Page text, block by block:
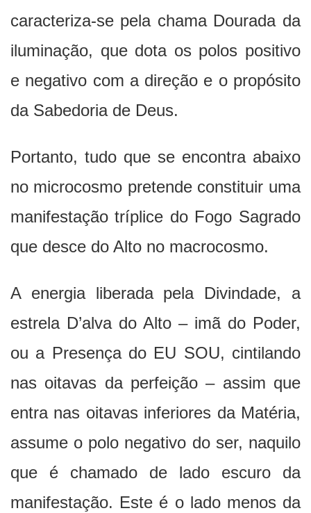
caracteriza-se pela chama Dourada da
iluminação, que dota os polos positivo
e negativo com a direção e o propósito
da Sabedoria de Deus.
Portanto, tudo que se encontra abaixo
no microcosmo pretende constituir uma
manifestação tríplice do Fogo Sagrado
que desce do Alto no macrocosmo.
A energia liberada pela Divindade, a
estrela D’alva do Alto – imã do Poder,
ou a Presença do EU SOU, cintilando
nas oitavas da perfeição – assim que
entra nas oitavas inferiores da Matéria,
assume o polo negativo do ser, naquilo
que é chamado de lado escuro da
manifestação. Este é o lado menos da